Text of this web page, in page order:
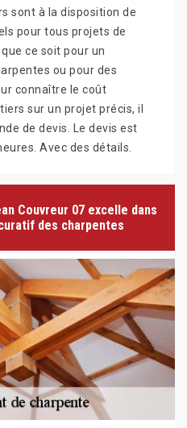
sont à la disposition de
pour tous projets de
ce soit pour un
ou pour des
connaître le coût
sur un projet précis, il
de devis. Le devis est
Avec des détails.
Couvreur 07 excelle dans
des charpentes